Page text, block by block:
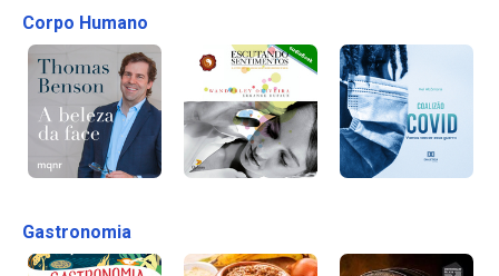
Corpo Humano
Gastronomia